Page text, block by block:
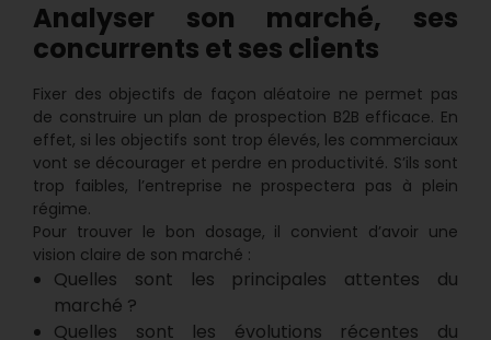
Analyser son marché, ses
concurrents et ses clients
Fixer des objectifs de façon aléatoire ne permet pas
de construire un plan de prospection B2B efficace. En
effet, si les objectifs sont trop élevés, les commerciaux
vont se décourager et perdre en productivité. S’ils sont
trop faibles, l’entreprise ne prospectera pas à plein
régime.
Pour trouver le bon dosage, il convient d’avoir une
vision claire de son marché :
Quelles sont les principales attentes du
marché ?
Quelles sont les évolutions récentes du